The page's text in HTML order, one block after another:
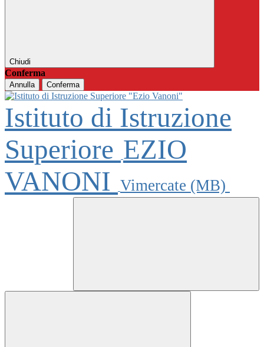
Chiudi
Conferma
Annulla Conferma
Istituto di Istruzione
Superiore EZIO
VANONI Vimercate (MB)